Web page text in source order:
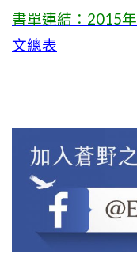
書單連結：2015年
文總表